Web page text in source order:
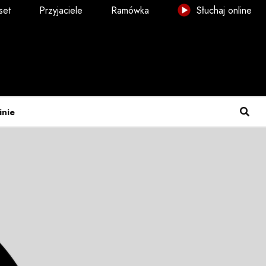
Przyjaciele Ramówka Słuchaj online